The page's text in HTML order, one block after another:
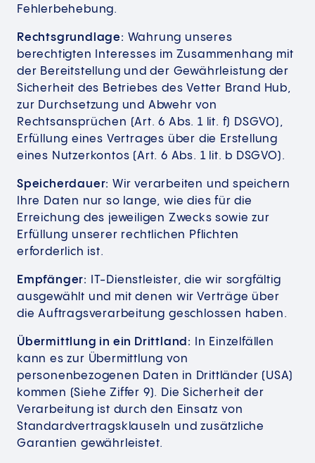
Fehlerbehebung.
Rechtsgrundlage: Wahrung unseres
berechtigten Interesses im Zusammenhang mit
der Bereitstellung und der Gewährleistung der
Sicherheit des Betriebes des Vetter Brand Hub,
zur Durchsetzung und Abwehr von
Rechtsansprüchen (Art. 6 Abs. 1 lit. f) DSGVO),
Erfüllung eines Vertrages über die Erstellung
eines Nutzerkontos (Art. 6 Abs. 1 lit. b DSGVO).
Speicherdauer: Wir verarbeiten und speichern
Ihre Daten nur so lange, wie dies für die
Erreichung des jeweiligen Zwecks sowie zur
Erfüllung unserer rechtlichen Pflichten
erforderlich ist.
Empfänger:
IT-Dienstleister, die wir sorgfältig
ausgewählt und mit denen wir Verträge über
die Auftragsverarbeitung geschlossen haben.
Übermittlung in ein Drittland:
In Einzelfällen
kann es zur Übermittlung von
personenbezogenen Daten in Drittländer (USA)
kommen (Siehe Ziffer 9). Die Sicherheit der
Verarbeitung ist durch den Einsatz von
Standardvertragsklauseln und zusätzliche
Garantien gewährleistet.